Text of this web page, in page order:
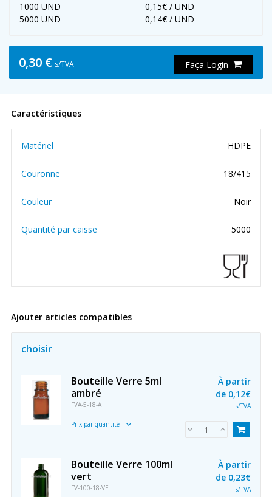
1000 UND
0,15€ / UND
5000 UND
0,14€ / UND
0,30 € s/TVA Faça Login
Caractéristiques
Matériel HDPE
Couronne 18/415
Couleur Noir
Quantité par caisse 5000
Ajouter articles compatibles
choisir
Bouteille Verre 5ml
ambré
FVA-5-18-A
Prix par quantité
À partir
de 0,12€
s/TVA
Bouteille Verre 100ml
vert
FV-100-18-VE
À partir
de 0,23€
s/TVA